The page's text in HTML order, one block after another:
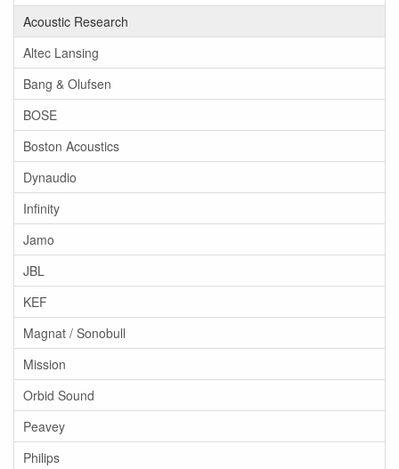
Acoustic Research
Altec Lansing
Bang & Olufsen
BOSE
Boston Acoustics
Dynaudio
Infinity
Jamo
JBL
KEF
Magnat / Sonobull
Mission
Orbid Sound
Peavey
Philips